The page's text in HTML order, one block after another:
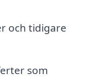
och tidigare
som